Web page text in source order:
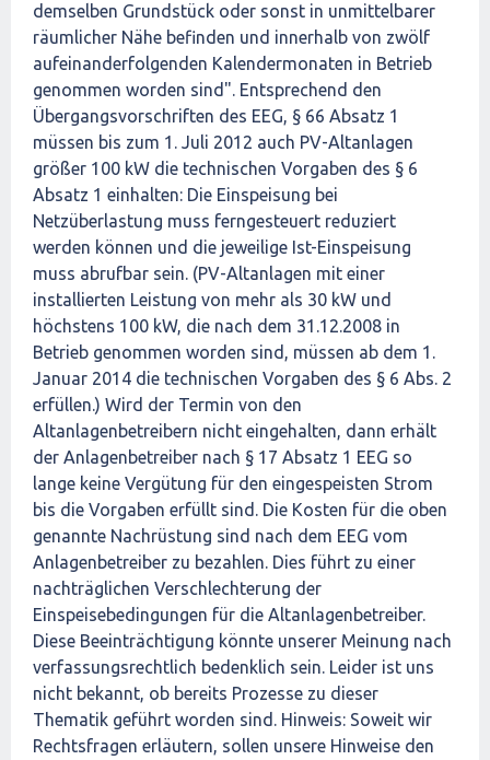
demselben Grundstück oder sonst in unmittelbarer
räumlicher Nähe befinden und innerhalb von zwölf
aufeinanderfolgenden Kalendermonaten in Betrieb
genommen worden sind". Entsprechend den
Übergangsvorschriften des EEG, § 66 Absatz 1
müssen bis zum 1. Juli 2012 auch PV-Altanlagen
größer 100 kW die technischen Vorgaben des § 6
Absatz 1 einhalten: Die Einspeisung bei
Netzüberlastung muss ferngesteuert reduziert
werden können und die jeweilige Ist-Einspeisung
muss abrufbar sein. (PV-Altanlagen mit einer
installierten Leistung von mehr als 30 kW und
höchstens 100 kW, die nach dem 31.12.2008 in
Betrieb genommen worden sind, müssen ab dem 1.
Januar 2014 die technischen Vorgaben des § 6 Abs. 2
erfüllen.) Wird der Termin von den
Altanlagenbetreibern nicht eingehalten, dann erhält
der Anlagenbetreiber nach § 17 Absatz 1 EEG so
lange keine Vergütung für den eingespeisten Strom
bis die Vorgaben erfüllt sind. Die Kosten für die oben
genannte Nachrüstung sind nach dem EEG vom
Anlagenbetreiber zu bezahlen. Dies führt zu einer
nachträglichen Verschlechterung der
Einspeisebedingungen für die Altanlagenbetreiber.
Diese Beeinträchtigung könnte unserer Meinung nach
verfassungsrechtlich bedenklich sein. Leider ist uns
nicht bekannt, ob bereits Prozesse zu dieser
Thematik geführt worden sind. Hinweis: Soweit wir
Rechtsfragen erläutern, sollen unsere Hinweise den